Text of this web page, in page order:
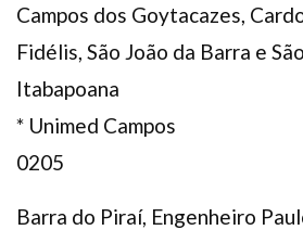
Campos dos Goytacazes,
Fidélis, São João da Barra e
Itabapoana
* Unimed Campos
0205
Barra do Piraí, Engenheiro